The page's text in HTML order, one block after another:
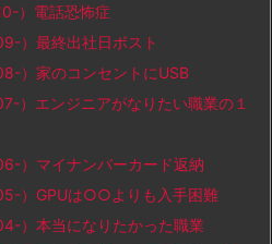
）電話恐怖症
）最終出社日ポスト
）家のコンセントにUSB
）エンジニアがなりたい職業の１
）マイナンバーカード返納
）GPUは○○よりも入手困難
）本当になりたかった職業